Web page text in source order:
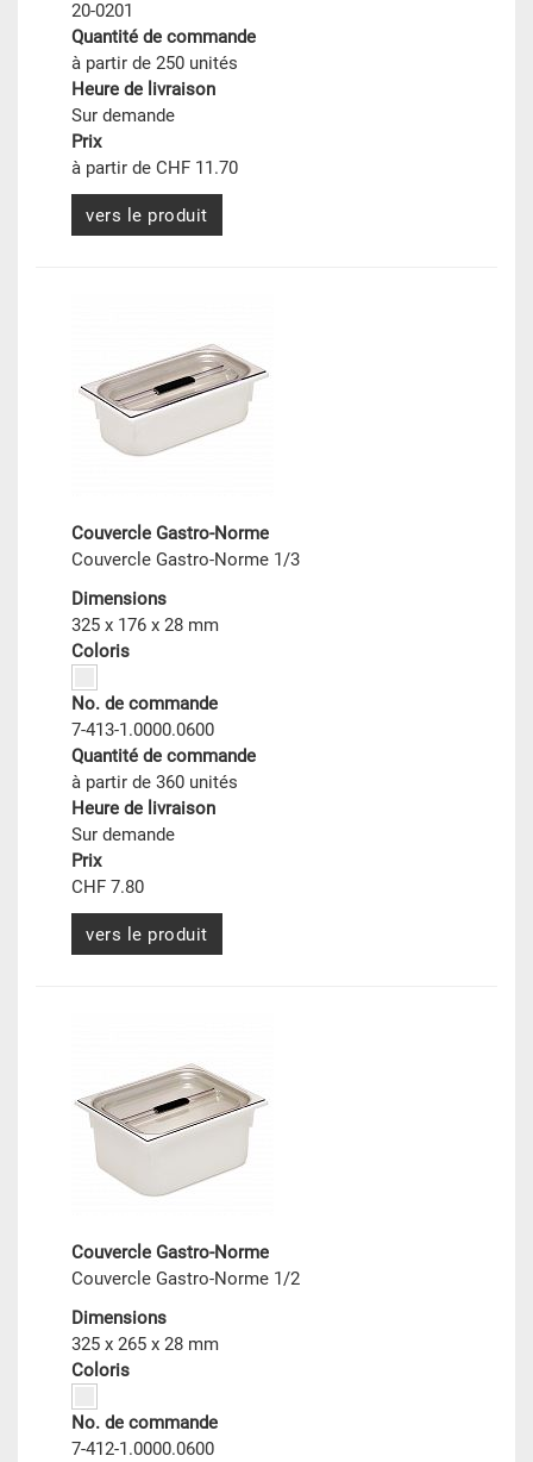
20-0201
Quantité de commande
à partir de 250 unités
Heure de livraison
Sur demande
Prix
à partir de CHF 11.70
vers le produit
Couvercle Gastro-Norme
Couvercle Gastro-Norme 1/3
Dimensions
325 x 176 x 28 mm
Coloris
No. de commande
7-413-1.0000.0600
Quantité de commande
à partir de 360 unités
Heure de livraison
Sur demande
Prix
CHF 7.80
vers le produit
Couvercle Gastro-Norme
Couvercle Gastro-Norme 1/2
Dimensions
325 x 265 x 28 mm
Coloris
No. de commande
7-412-1.0000.0600